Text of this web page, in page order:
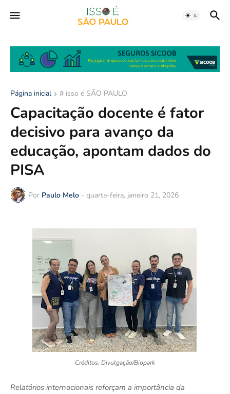
Página inicial # isso é SÃO PAULO
Capacitação docente é fator
decisivo para avanço da
educação, apontam dados do
PISA
Por Paulo Melo - quarta-feira, janeiro 21, 2026
Créditos: Divulgação/Biopark
Relatórios internacionais reforçam a importância da